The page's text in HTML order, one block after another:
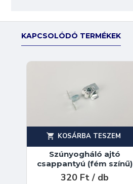
KAPCSOLÓDÓ TERMÉKEK
Szúnyogháló ajtó
csappantyú (fém színű)
320 Ft / db
KOSÁRBA TESZEM